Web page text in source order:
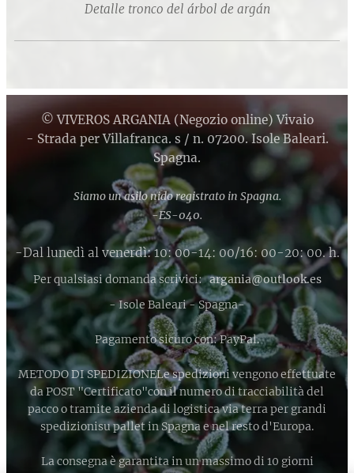
Detalle tronco del árbol de argán
© VIVEROS ARGANIA (Negozio online) Vivaio
- Strada per Villafranca. s / n. 07200. Isole Baleari.
Spagna.
Siamo un asilo nido registrato in Spagna.
-ES-040.
-Dal lunedì al venerdì: 10: 00-14: 00/16: 00-20: 00. h.
Per qualsiasi domanda scrivici:argania@outlook.es
- Isole Baleari - Spagna-
Pagamento sicuro con: PayPal.
METODO DI SPEDIZIONELe spedizioni vengono effettuate
da POST "Certificato"con il numero di tracciabilità del
pacco o tramite azienda di logistica via terra per grandi
spedizionisu pallet in Spagna e nel resto d'Europa.
La consegna è garantita in un massimo di 10 giorni